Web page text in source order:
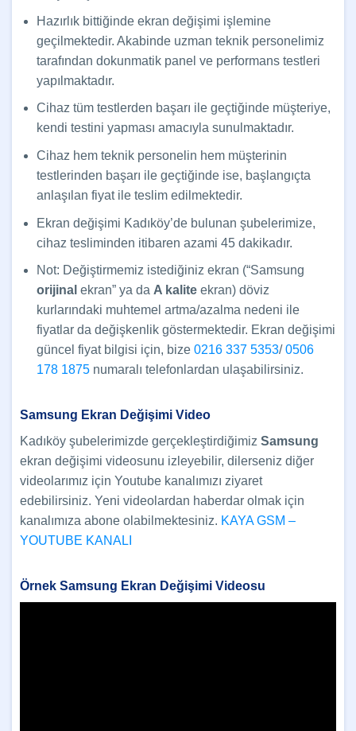
Hazırlık bittiğinde ekran değişimi işlemine
geçilmektedir. Akabinde uzman teknik personelimiz
tarafından dokunmatik panel ve performans testleri
yapılmaktadır.
Cihaz tüm testlerden başarı ile geçtiğinde müşteriye,
kendi testini yapması amacıyla sunulmaktadır.
Cihaz hem teknik personelin hem müşterinin
testlerinden başarı ile geçtiğinde ise, başlangıçta
anlaşılan fiyat ile teslim edilmektedir.
Ekran değişimi Kadıköy’de bulunan şubelerimize,
cihaz tesliminden itibaren azami 45 dakikadır.
Not: Değiştirmemiz istediğiniz ekran (“Samsung
orijinal ekran” ya da A kaliteekran) döviz
kurlarındaki muhtemel artma/azalma nedeni ile
fiyatlar da değişkenlik göstermektedir. Ekran değişimi
güncel fiyat bilgisi için, bize 0216 337 5353/0506
178 1875numaralı telefonlardan ulaşabilirsiniz.
Samsung Ekran Değişimi Video
Kadıköy şubelerimizde gerçekleştirdiğimiz Samsung
ekran değişimi videosunu izleyebilir, dilerseniz diğer
videolarımız için Youtube kanalımızı ziyaret
edebilirsiniz. Yeni videolardan haberdar olmak için
kanalımıza abone olabilmektesiniz. KAYA GSM –
YOUTUBE KANALI
Örnek Samsung Ekran Değişimi Videosu